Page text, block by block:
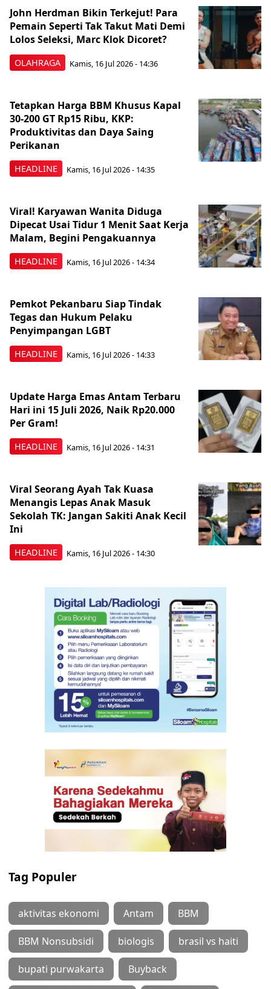
OLAHRAGA
John Herdman Bikin Terkejut! Para
Pemain Seperti Tak Takut Mati Demi
Lolos Seleksi, Marc Klok Dicoret?
Kamis, 16 Jul 2026 - 14:36
HEADLINE
Tetapkan Harga BBM Khusus Kapal
30-200 GT Rp15 Ribu, KKP:
Produktivitas dan Daya Saing
Perikanan
Kamis, 16 Jul 2026 - 14:35
HEADLINE
Viral! Karyawan Wanita Diduga
Dipecat Usai Tidur 1 Menit Saat Kerja
Malam, Begini Pengakuannya
Kamis, 16 Jul 2026 - 14:34
HEADLINE
Pemkot Pekanbaru Siap Tindak
Tegas dan Hukum Pelaku
Penyimpangan LGBT
Kamis, 16 Jul 2026 - 14:33
HEADLINE
Update Harga Emas Antam Terbaru
Hari ini 15 Juli 2026, Naik Rp20.000
Per Gram!
Kamis, 16 Jul 2026 - 14:31
HEADLINE
Viral Seorang Ayah Tak Kuasa
Menangis Lepas Anak Masuk
Sekolah TK: Jangan Sakiti Anak Kecil
Ini
Kamis, 16 Jul 2026 - 14:30
Tag Populer
aktivitas ekonomi Antam BBM
BBM Nonsubsidi biologis brasil vs haiti
bupati purwakarta Buyback